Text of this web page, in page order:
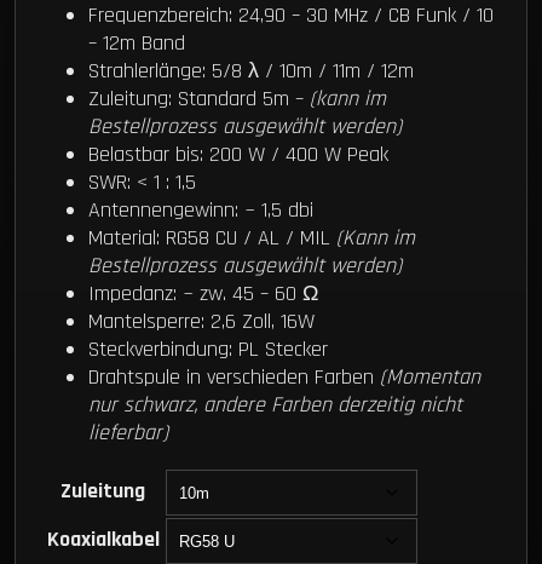
Frequenzbereich: 24,90 – 30 MHz / CB Funk / 10
– 12m Band
Strahlerlänge: 5/8 λ / 10m / 11m / 12m
Zuleitung: Standard 5m – (kann im
Bestellprozess ausgewählt werden)
Belastbar bis: 200 W / 400 W Peak
SWR: < 1 : 1,5
Antennengewinn: ~ 1,5 dbi
Material: RG58 CU / AL / MIL (Kann im
Bestellprozess ausgewählt werden)
Impedanz: ~ zw. 45 – 60 Ω
Mantelsperre: 2,6 Zoll, 16W
Steckverbindung: PL Stecker
Drahtspule in verschieden Farben (Momentan
nur schwarz, andere Farben derzeitig nicht
lieferbar)
Zuleitung
Koaxialkabel